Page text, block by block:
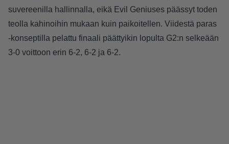
suvereenilla hallinnalla, eikä Evil Geniuses päässyt toden
teolla kahinoihin mukaan kuin paikoitellen. Viidestä paras
-konseptilla pelattu finaali päättyikin lopulta G2:n selkeään
3-0 voittoon erin 6-2, 6-2 ja 6-2.